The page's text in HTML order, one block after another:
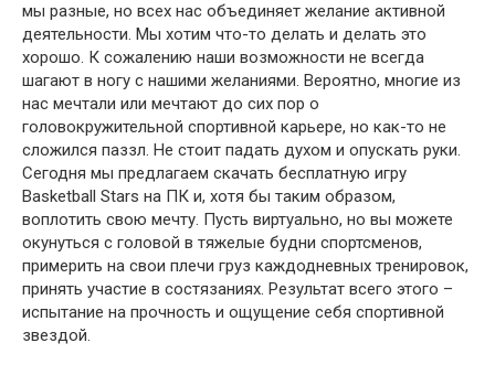
мы разные, но всех нас объединяет желание активной
деятельности. Мы хотим что-то делать и делать это
хорошо. К сожалению наши возможности не всегда
шагают в ногу с нашими желаниями. Вероятно, многие из
нас мечтали или мечтают до сих пор о
головокружительной спортивной карьере, но как-то не
сложился паззл. Не стоит падать духом и опускать руки.
Сегодня мы предлагаем скачать бесплатную игру
Basketball Stars​ на ПК и, хотя бы таким образом,
воплотить свою мечту. Пусть виртуально, но вы можете
окунуться с головой в тяжелые будни спортсменов,
примерить на свои плечи груз каждодневных тренировок,
принять участие в состязаниях. Результат всего этого –
испытание на прочность и ощущение себя спортивной
звездой.